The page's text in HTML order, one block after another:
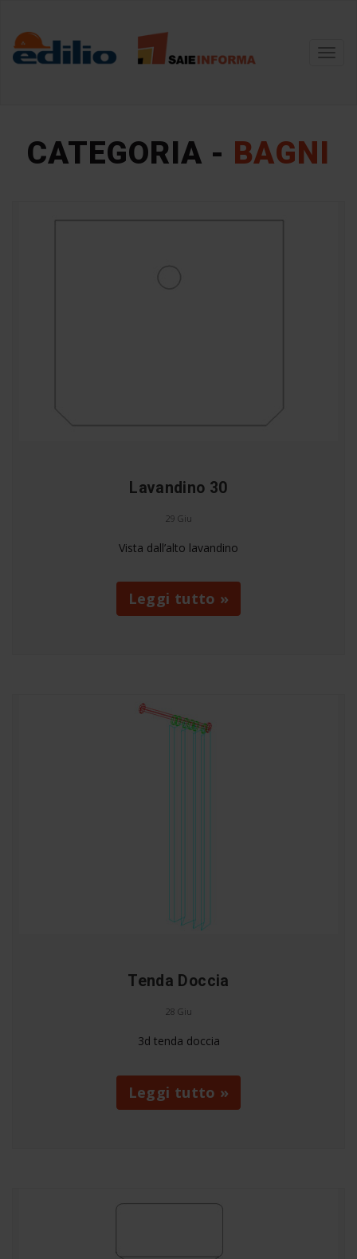
CATEGORIA - BAGNI
Lavandino 30
29 Giu
Vista dall’alto lavandino
Leggi tutto »
Tenda Doccia
28 Giu
3d tenda doccia
Leggi tutto »